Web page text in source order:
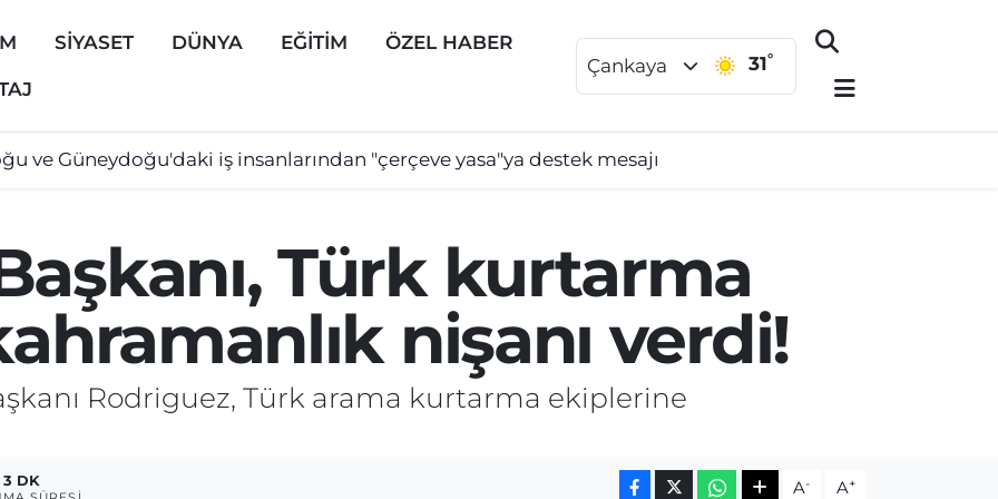
SİYASET DÜNYA EĞİTİM ÖZEL HABER
Çankaya 31°
ve Güneydoğu'daki iş insanlarından "çerçeve yasa"ya destek mesajı
Türk kurtarma
nişanı verdi!
Rodriguez, Türk arama kurtarma ekiplerine
3 DK A- A+